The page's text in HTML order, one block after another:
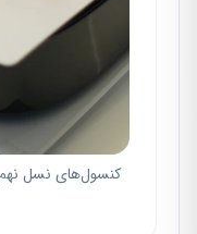
کنسول‌های نسل نهم؛